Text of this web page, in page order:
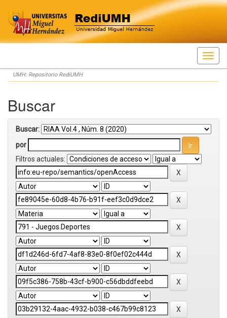
Skip
navigation
UMH: Repositorio RediUMH
Buscar
Buscar:
por
Filtros actuales: